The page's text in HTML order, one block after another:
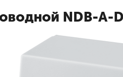
NDB-A-